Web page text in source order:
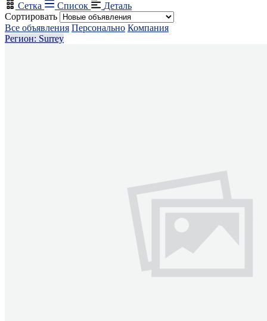
Сетка
Список
Деталь
Сортировать
Все объявления Персонально Компания
Регион: Surrey